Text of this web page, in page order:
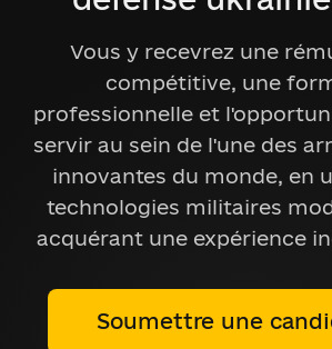
Vous y recevrez une
compétitive, une
professionnelle et
servir au sein de l'une des
innovantes du monde, en
technologies militaires
acquérant une expérience
Soumettre une